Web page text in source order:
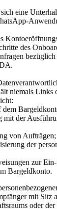
eine
des
bezüglich
niemals Links
dem
mit der
von Aufträgen;
der
zur
Bargeldkonto.
mit Sitz
oder